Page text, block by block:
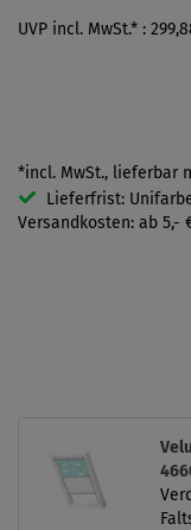
UVP incl. MwSt.* :
*incl. MwSt., lieferbar
Lieferfrist:
Versandkosten: ab 5,-